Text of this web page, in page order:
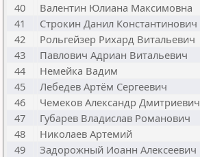
40
Валентин Юлиана Максимовна
41
Строкин Данил Константинович
42
Рольгейзер Рихард Витальевич
43
Павлович Адриан Витальевич
44
Немейка Вадим
45
Лебедев Артём Сергеевич
46
Чемеков Александр Дмитриевич
47
Губарев Владислав Романович
48
Николаев Артемий
49
Задорожный Иоанн Алексеевич